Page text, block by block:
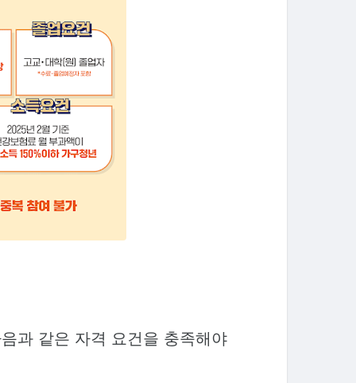
과 같은 자격 요건을 충족해야